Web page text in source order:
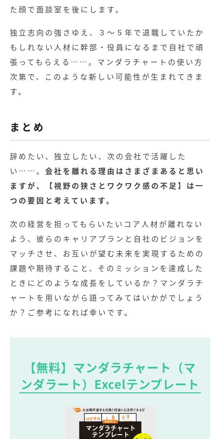
た顔で面談室を後にします。
独立志向の強さゆえ、３～５年で退職していたか
もしれない人材に幹部・役員になるまで自社で頑
張ってもらえる……。マンダラチャートの使い方
次第で、このような新しい可能性が生まれてきま
す。
まとめ
辞めたい、独立したい、次の会社で活躍した
い……。 会社を離れる理由はさまざまあると思い
ますが、【視野の狭さとワクワク感の不足】は一
つの要因と考えています。
次の経営を担ってもらいたいコア人材が離れない
よう、彼らのキャリアプランと自社のビジョンを
マッチさせ、お互いが望む未来を実現するための
課題や期待すること、そのミッションを達成した
ときにどのような成長をしているか？マンダラチ
ャートを用いながら語ってみてはいかがでしょう
か？ご参考になれば幸いです。
【無料】マンダラチャート（マ
ンダラート）Excelテンプレート